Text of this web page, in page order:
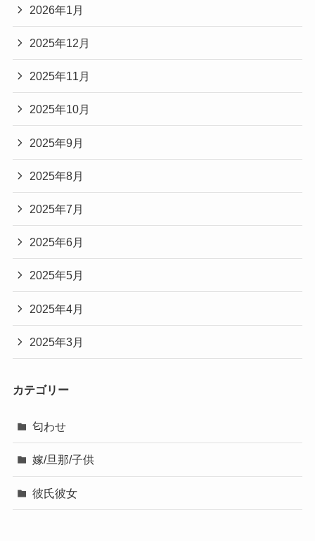
2026年1月
2025年12月
2025年11月
2025年10月
2025年9月
2025年8月
2025年7月
2025年6月
2025年5月
2025年4月
2025年3月
カテゴリー
匂わせ
嫁/旦那/子供
彼氏彼女